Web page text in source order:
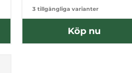
3 tillgängliga varianter
Köp nu